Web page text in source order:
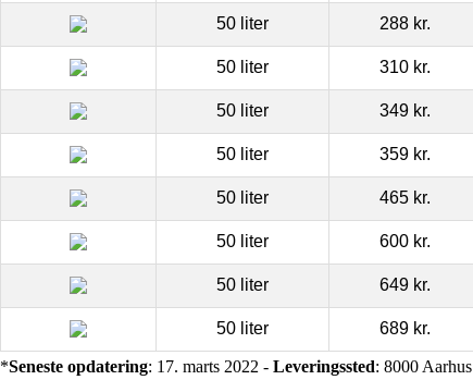
50 liter 288 kr.
50 liter 310 kr.
50 liter 349 kr.
50 liter 359 kr.
50 liter 465 kr.
50 liter 600 kr.
50 liter 649 kr.
50 liter 689 kr.
*Seneste opdatering: 17. marts 2022 - Leveringssted: 8000 Aarhus